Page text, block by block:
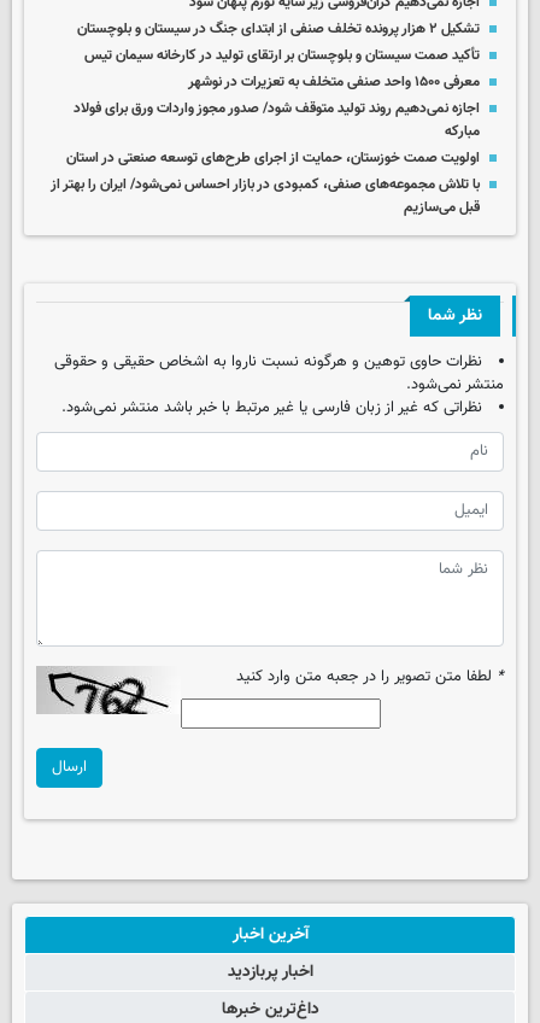
تشکیل ۲ هزار پرونده تخلف صنفی از ابتدای جنگ در سیستان و بلوچستان
تأکید صمت سیستان و بلوچستان بر ارتقای تولید در کارخانه سیمان تیس
معرفی ۱۵۰۰ واحد صنفی متخلف به تعزیرات در نوشهر
اجازه نمی‌دهیم روند تولید متوقف شود/ صدور مجوز واردات ورق برای فولاد
مبارکه
اولویت صمت خوزستان، حمایت از اجرای طرح‌های توسعه صنعتی در استان
با تلاش مجموعه‌های صنفی، کمبودی در بازار احساس نمی‌شود/ ایران را بهتر از
قبل می‌سازیم
نظر شما
نظرات حاوی توهین و هرگونه نسبت ناروا به اشخاص حقیقی و حقوقی
منتشر نمی‌شود.
نظراتی که غیر از زبان فارسی یا غیر مرتبط با خبر باشد منتشر نمی‌شود.
* لطفا متن تصویر را در جعبه متن وارد کنید
ارسال
آخرین اخبار
اخبار پربازدید
داغ‌ترین خبرها